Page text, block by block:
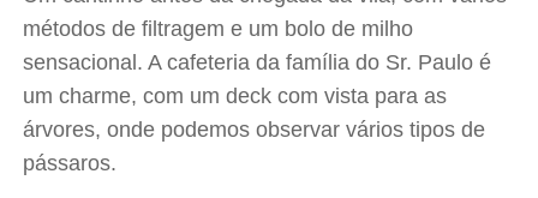
métodos de filtragem e um bolo de milho
sensacional. A cafeteria da família do Sr. Paulo é
um charme, com um deck com vista para as
árvores, onde podemos observar vários tipos de
pássaros.